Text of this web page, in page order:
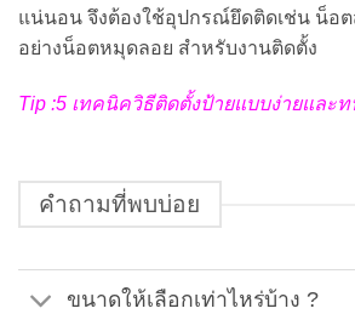
แน่นอน จึงต้องใช้อุปกรณ์ยึดติดเช่น น็อ
อย่างน็อตหมุดลอย สำหรับงานติดตั้ง
Tip :5 เทคนิควิธีติดตั้งป้ายแบบง่ายและ
คำถามที่พบบ่อย
ขนาดให้เลือกเท่าไหร่บ้าง ?